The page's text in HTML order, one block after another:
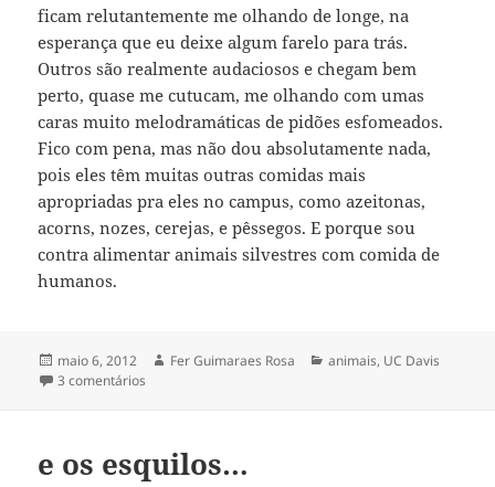
ficam relutantemente me olhando de longe, na
esperança que eu deixe algum farelo para trás.
Outros são realmente audaciosos e chegam bem
perto, quase me cutucam, me olhando com umas
caras muito melodramáticas de pidões esfomeados.
Fico com pena, mas não dou absolutamente nada,
pois eles têm muitas outras comidas mais
apropriadas pra eles no campus, como azeitonas,
acorns, nozes, cerejas, e pêssegos. E porque sou
contra alimentar animais silvestres com comida de
humanos.
Publicado
em
maio 6, 2012 Autor
Fer Guimaraes Rosa Categorias
animais, UC Davis
3 comentários
e os esquilos…